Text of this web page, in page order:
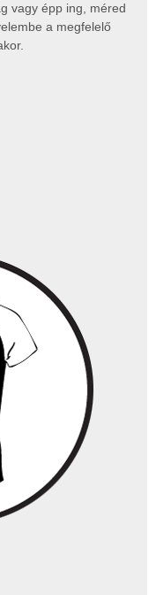
vagy épp ing, méred
a megfelelő